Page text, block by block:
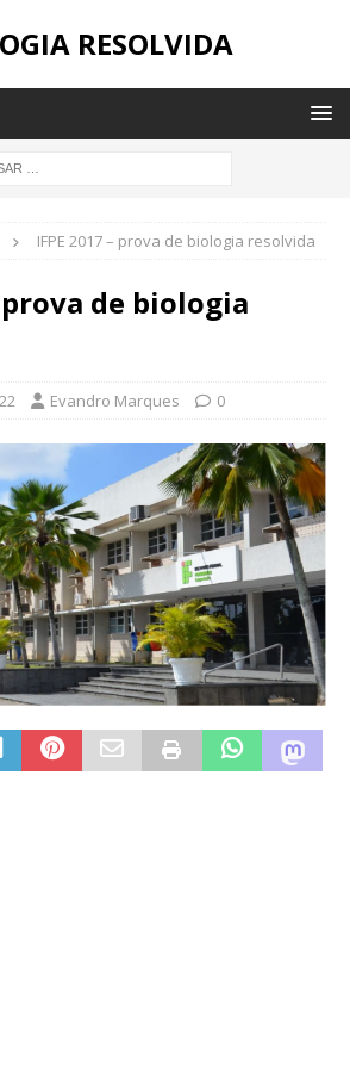
RESOLVIDA
IFPE 2017 – prova de biologia resolvida
prova de biologia
Evandro Marques 0